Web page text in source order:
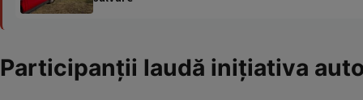
Participanții laudă inițiativa